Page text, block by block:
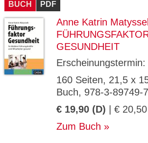
BUCH PDF
Anne Katrin
GESUNDHEIT
Erscheinungstermin:
160 Seiten, 21,5 x
Buch, 978-3-89749-
€ 19,90 (D) | €
Zum Buch
_ID
de
GV_CO
OKIES
gabal-
Speichert den
Benutzers für Cookies auf der
Domäne.